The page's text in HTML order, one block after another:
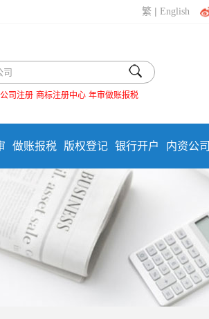
繁 |English
司注册 商标注册中心 年审做账报税
做账报税 版权登记 银行开户 内资公司